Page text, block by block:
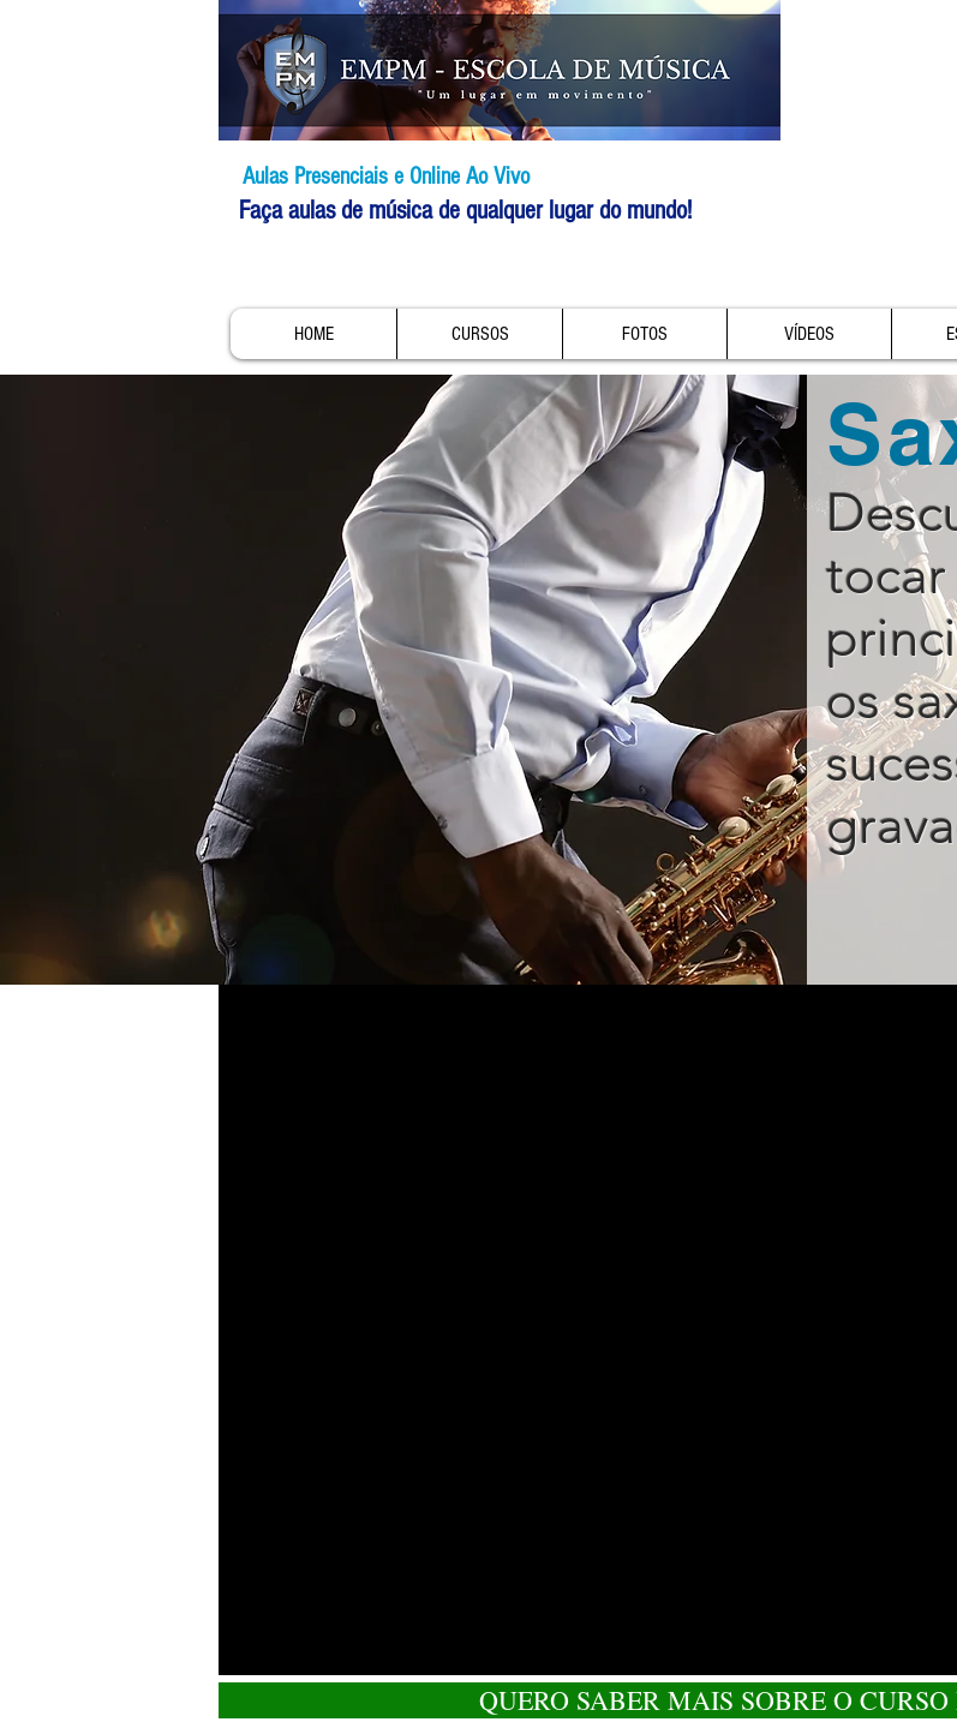
Aulas Presenciais e Online Ao Vivo
Faça aulas de música de qualquer lugar do mundo!
HOME CURSOS FOTOS VÍDEOS
tocar
os
QUERO SABER MAIS SOBRE O